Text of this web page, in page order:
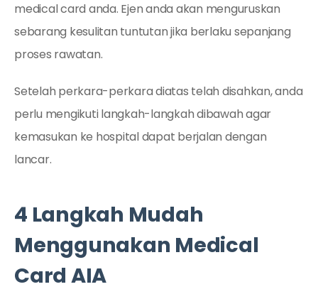
medical card anda. Ejen anda akan menguruskan
sebarang kesulitan tuntutan jika berlaku sepanjang
proses rawatan.
Setelah perkara-perkara diatas telah disahkan, anda
perlu mengikuti langkah-langkah dibawah agar
kemasukan ke hospital dapat berjalan dengan
lancar.
4 Langkah Mudah
Menggunakan Medical
Card AIA